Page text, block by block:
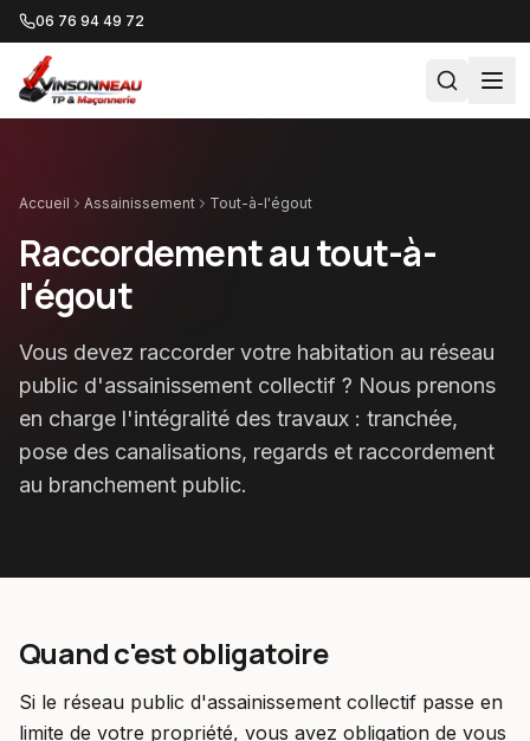
06 76 94 49 72
Accueil Assainissement Tout-à-l'égout
Raccordement au tout-à-
l'égout
Vous devez raccorder votre habitation au réseau
public d'assainissement collectif ? Nous prenons
en charge l'intégralité des travaux : tranchée,
pose des canalisations, regards et raccordement
au branchement public.
Quand c'est obligatoire
Si le réseau public d'assainissement collectif passe en
limite de votre propriété, vous avez obligation de vous